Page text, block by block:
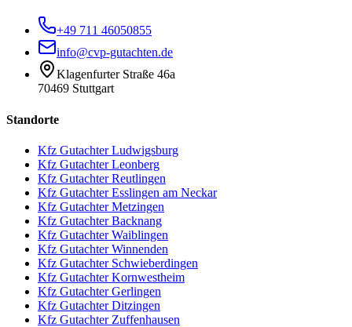
+49 711 46050855
info@cvp-gutachten.de
Klagenfurter Straße 46a
70469 Stuttgart
Standorte
Kfz GutachterLudwigsburg
Kfz GutachterLeonberg
Kfz GutachterReutlingen
Kfz GutachterEsslingen am Neckar
Kfz GutachterMetzingen
Kfz GutachterBacknang
Kfz GutachterWaiblingen
Kfz GutachterWinnenden
Kfz Gutachter Schwieberdingen
Kfz GutachterKornwestheim
Kfz GutachterGerlingen
Kfz GutachterDitzingen
Kfz Gutachter Zuffenhausen